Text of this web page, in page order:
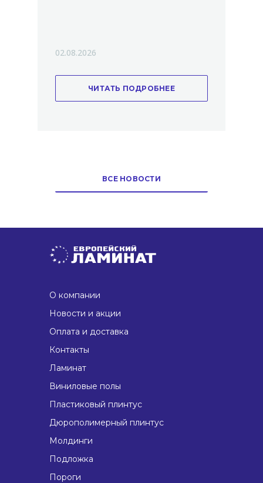
02.08.2026
ЧИТАТЬ ПОДРОБНЕЕ
ВСЕ НОВОСТИ
О компании
Новости и акции
Оплата и доставка
Контакты
Ламинат
Виниловые полы
Пластиковый плинтус
Дюрополимерный плинтус
Молдинги
Подложка
Пороги